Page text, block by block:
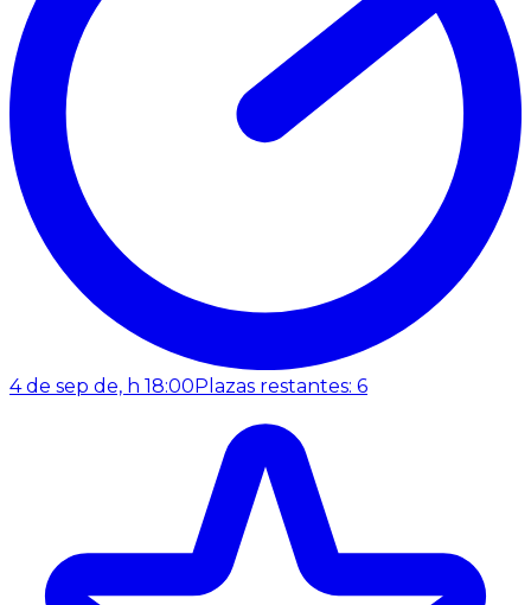
4 de sep de, h 18:00Plazas restantes: 6